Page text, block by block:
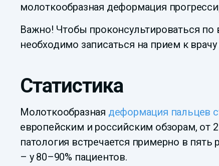
молоткообразная деформация
Важно! Чтобы проконсультироваться по
необходимо записаться на прием к
Статистика
Молоткообразная деформация пальцев
европейским и российским обзорам,
патология встречается примерно в
– у 80–90% пациентов.